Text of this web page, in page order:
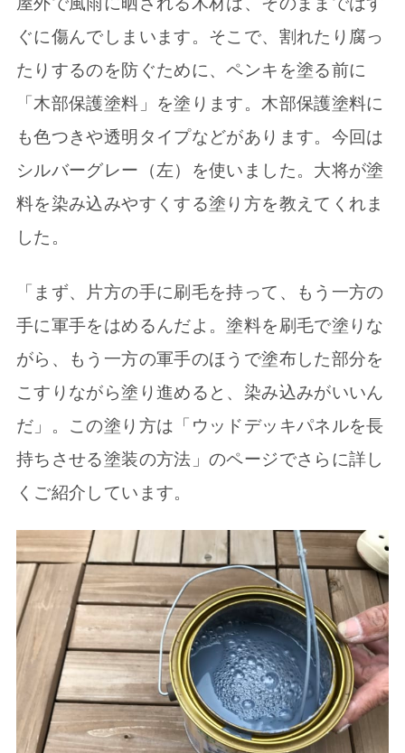
ぐに傷んでしまいます。そこで、割れたり腐っ
たりするのを防ぐために、ペンキを塗る前に
「木部保護塗料」を塗ります。木部保護塗料に
も色つきや透明タイプなどがあります。今回は
シルバーグレー（左）を使いました。大将が塗
料を染み込みやすくする塗り方を教えてくれま
した。
「まず、片方の手に刷毛を持って、もう一方の
手に軍手をはめるんだよ。塗料を刷毛で塗りな
がら、もう一方の軍手のほうで塗布した部分を
こすりながら塗り進めると、染み込みがいいん
だ」。この塗り方は「ウッドデッキパネルを長
持ちさせる塗装の方法」のページでさらに詳し
くご紹介しています。